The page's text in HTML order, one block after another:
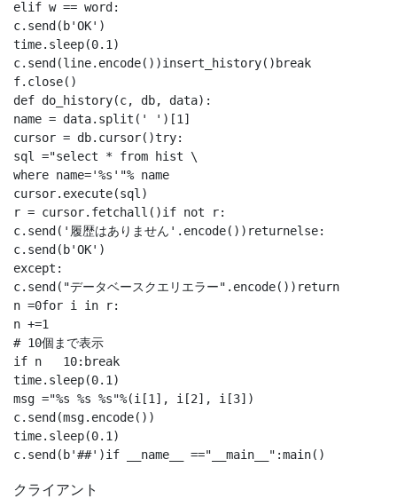
elif w == word:
c.send(b'OK')
time.sleep(0.1)
c.send(line.encode())insert_history()break
f.close()
def do_history(c, db, data):
name = data.split(' ')[1]
cursor = db.cursor()try:
sql ="select * from hist \
where name='%s'"% name
cursor.execute(sql)
r = cursor.fetchall()if not r:
c.send('履歴はありません'.encode())returnelse:
c.send(b'OK')
except:
c.send("データベースクエリエラー".encode())return
n =0for i in r:
n +=1
# 10個まで表示
if n   10:break
time.sleep(0.1)
msg ="%s %s %s"%(i[1], i[2], i[3])
c.send(msg.encode())
time.sleep(0.1)
クライアント